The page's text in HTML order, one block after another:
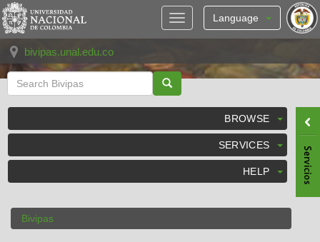
Skip
navigation
Language
bivipas.unal.edu.co
BROWSE
SERVICES
HELP
Bivipas